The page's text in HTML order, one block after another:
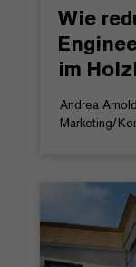
Wie
im
Andrea Arnold
Marketing/